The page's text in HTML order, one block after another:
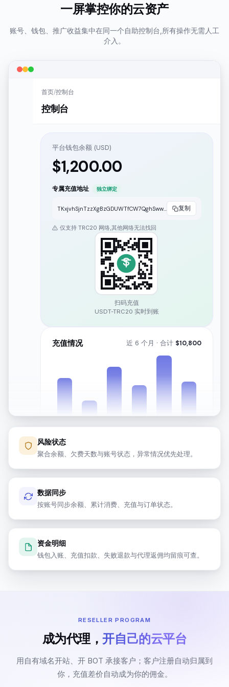
一屏掌控你的云资产
账号、钱包、推广收益集中在同一个自助控制台,所有操作无需人工
介入。
首页/控制台
控制台
平台钱包余额 (USD)
$1,200.00
专属充值地址 独立绑定
复制
仅支持 TRC20 网络,其他网络无法找回
扫码充值
USDT-TRC20 实时到账
充值情况 近 6 个月 · 合计 $10,800
2月 3月 4月 5月 6月 7月
云账号概览
本月充值
$1,700
本月订单
1 0 2
AWS
账号
云
账号
风险状态
聚合余额、欠费天数与账号状态，异常情况优先处理。
数据同步
按账号同步余额、累计消费、充值与订单状态。
资金明细
钱包入账、充值扣款、失败退款与代理返佣均留痕可查。
RESELLER PROGRAM
成为代理，开自己的云平台
用自有域名开站、开 BOT 承接客户；客户注册自动归属到
你，充值差价自动成为你的佣金。